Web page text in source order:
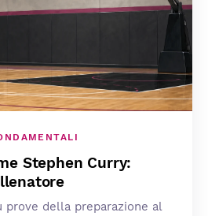
Stephen Curry:
prove della preparazione al